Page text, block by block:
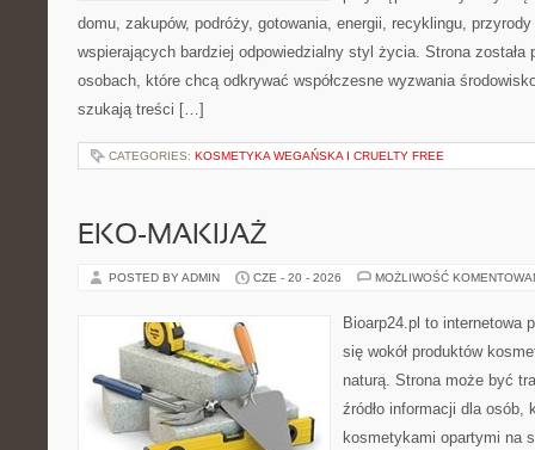
domu, zakupów, podróży, gotowania, energii, recyklingu,
wspierających bardziej odpowiedzialny styl życia. Strona została
osobach, które chcą odkrywać współczesne wyzwania
szukają treści […]
CATEGORIES: KOSMETYKA WEGAŃSKA I CRUELTY FREE
EKO-MAKIJAŻ
POSTED BY ADMIN CZE - 20 - 2026 MOŻLIWOŚĆ
Bioarp24.pl to internetowa
się wokół produktów
naturą. Strona może być
źródło informacji dla osób,
kosmetykami opartymi na